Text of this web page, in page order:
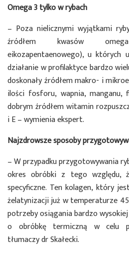
Omega 3 tylko w rybach
– Poza nielicznymi wyjątkami
źródłem kwasów
eikozapentaenowego), u których
działanie w profilaktyce bardzo
doskonały źródłem makro- i
ilości fosforu, wapnia, manganu,
dobrym źródłem witamin
i E – wymienia ekspert.
Najzdrowsze sposoby
– W przypadku przygotowywania
okres obróbki z tego względu,
specyficzne. Ten kolagen, który
żelatynizacji już w temperaturze
potrzeby osiągania bardzo
o obróbkę termiczną w celu
tłumaczy dr Skałecki.